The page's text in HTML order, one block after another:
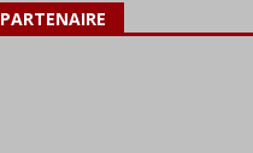
PARTENAIRE